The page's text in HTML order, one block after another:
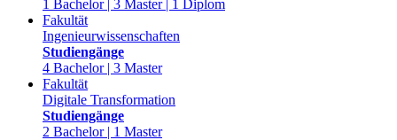
1 Bachelor | 3 Master | 1 Diplom
Fakultät
Ingenieurwissenschaften
Studiengänge
4 Bachelor | 3 Master
Fakultät
Digitale Transformation
Studiengänge
2 Bachelor | 1 Master